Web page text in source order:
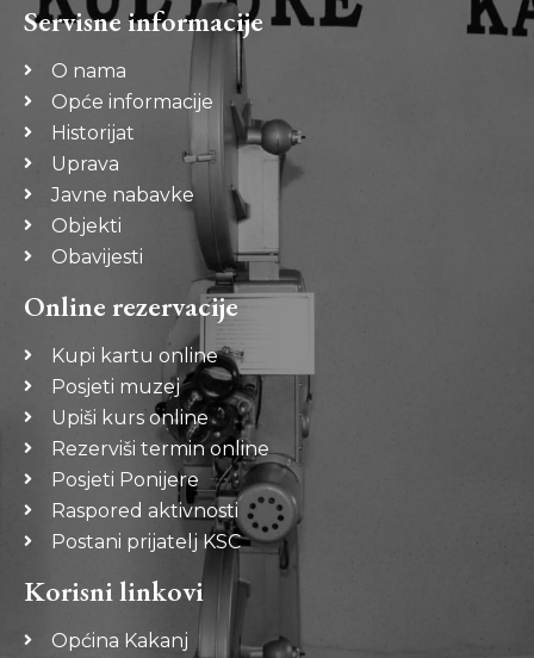
Servisne informacije
O nama
Opće informacije
Historijat
Uprava
Javne nabavke
Objekti
Obavijesti
Online rezervacije
Kupi kartu online
Posjeti muzej
Upiši kurs online
Rezerviši termin online
Posjeti Ponijere
Raspored aktivnosti
Postani prijatelj KSC
Korisni linkovi
Općina Kakanj